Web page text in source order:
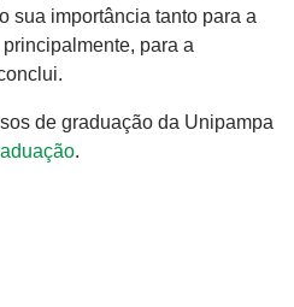
sua importância tanto para a
para a
de graduação da Unipampa
.